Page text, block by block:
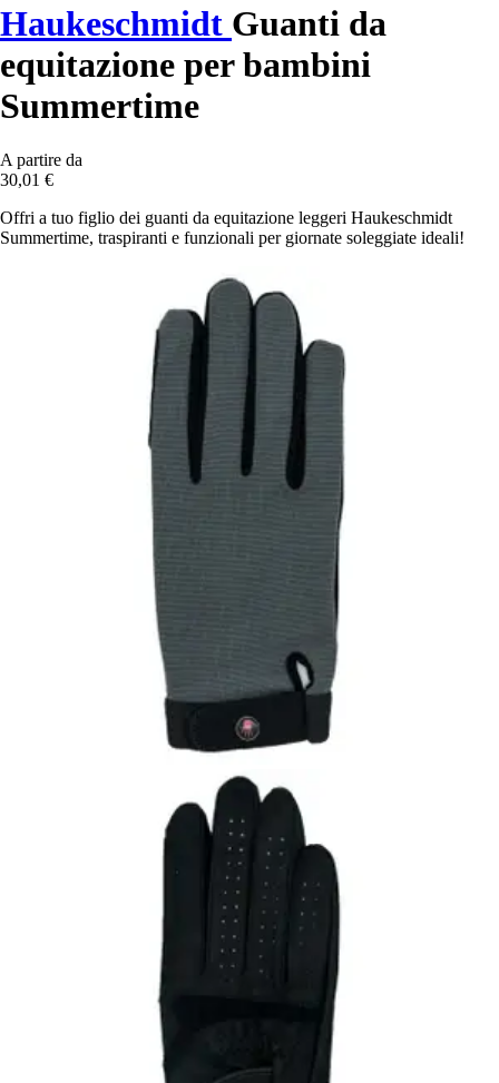
Haukeschmidt Guanti da
equitazione per bambini
Summertime
A partire da
30,01 €
Offri a tuo figlio dei guanti da equitazione leggeri Haukeschmidt
Summertime, traspiranti e funzionali per giornate soleggiate ideali!